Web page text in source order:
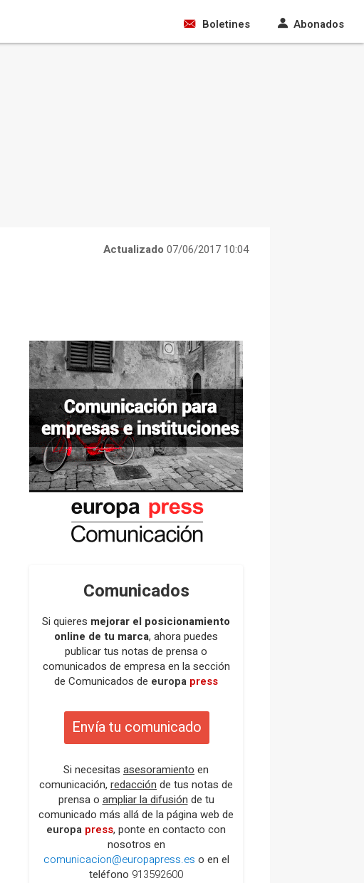
Boletines Abonados
Actualizado 07/06/2017 10:04
Comunicados
Si quieres mejorar el posicionamiento
online de tu marca, ahora puedes
publicar tus notas de prensa o
comunicados de empresa en la sección
de Comunicados de europa press
Envía tu comunicado
Si necesitas asesoramiento en
comunicación, redacción de tus notas de
prensa o ampliar la difusión de tu
comunicado más allá de la página web de
europa press, ponte en contacto con
nosotros en
comunicacion@europapress.es o en el
teléfono 913592600